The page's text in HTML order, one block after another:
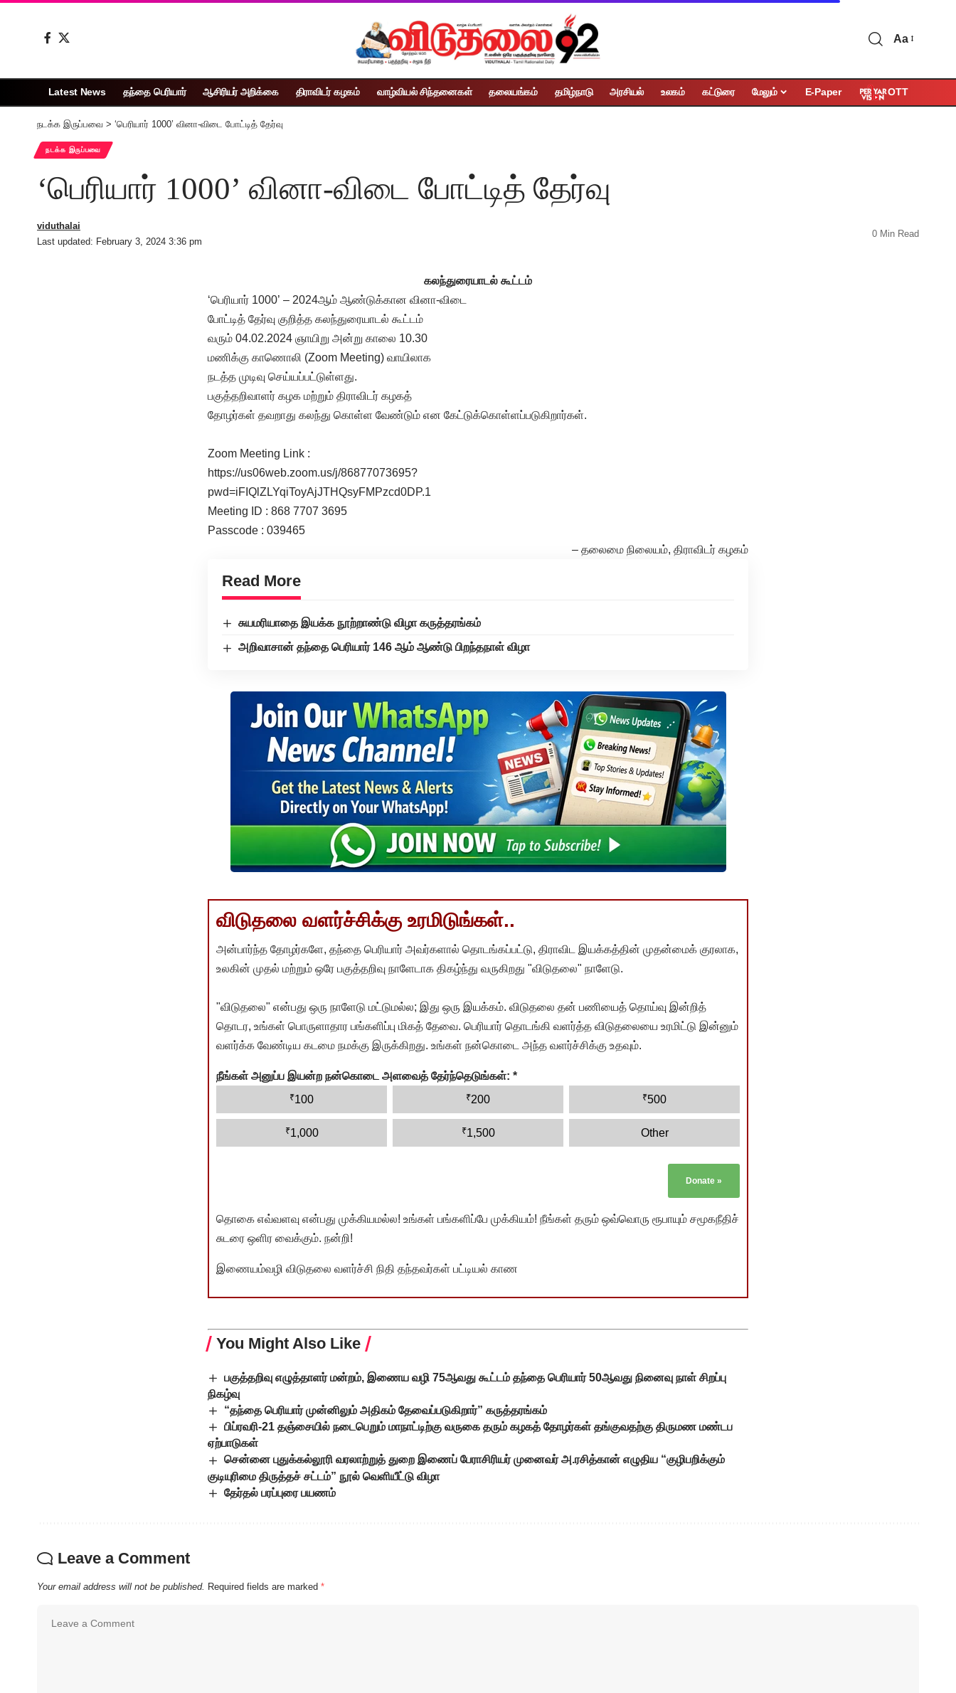
Aa
Latest News தந்தை பெரியார் ஆசிரியர் அறிக்கை திராவிடர் கழகம் வாழ்வியல் சிந்தனைகள் தலையங்கம் தமிழ்நாடு அரசியல் உலகம் கட்டுரை மேலும் E-Paper OTT
நடக்க இருப்பவை > ‘பெரியார் 1000’ வினா-விடை போட்டித் தேர்வு
நடக்க இருப்பவை
‘பெரியார் 1000’ வினா-விடை போட்டித் தேர்வு
Last updated: February 3, 2024 3:36 pm
viduthalai
0 Min Read
கலந்துரையாடல் கூட்டம்
‘பெரியார் 1000’ – 2024ஆம் ஆண்டுக்கான வினா-விடை
போட்டித் தேர்வு குறித்த கலந்துரையாடல் கூட்டம்
வரும் 04.02.2024 ஞாயிறு அன்று காலை 10.30
மணிக்கு காணொலி (Zoom Meeting) வாயிலாக
நடத்த முடிவு செய்யப்பட்டுள்ளது.
பகுத்தறிவாளர் கழக மற்றும் திராவிடர் கழகத்
தோழர்கள் தவறாது கலந்து கொள்ள வேண்டும் என கேட்டுக்கொள்ளப்படுகிறார்கள்.
Zoom Meeting Link :
https://us06web.zoom.us/j/86877073695?
pwd=iFIQlZLYqiToyAjJTHQsyFMPzcd0DP.1
Meeting ID : 868 7707 3695
Passcode : 039465
– தலைமை நிலையம், திராவிடர் கழகம்
Read More
சுயமரியாதை இயக்க நூற்றாண்டு விழா கருத்தரங்கம்
அறிவாசான் தந்தை பெரியார் 146 ஆம் ஆண்டு பிறந்தநாள் விழா
விடுதலை வளர்ச்சிக்கு உரமிடுங்கள்..
அன்பார்ந்த தோழர்களே, தந்தை பெரியார் அவர்களால் தொடங்கப்பட்டு, திராவிட இயக்கத்தின் முதன்மைக் குரலாக,
உலகின் முதல் மற்றும் ஒரே பகுத்தறிவு நாளேடாக திகழ்ந்து வருகிறது "விடுதலை" நாளேடு.
"விடுதலை" என்பது ஒரு நாளேடு மட்டுமல்ல; இது ஒரு இயக்கம். விடுதலை தன் பணியைத் தொய்வு இன்றித்
தொடர, உங்கள் பொருளாதார பங்களிப்பு மிகத் தேவை. பெரியார் தொடங்கி வளர்த்த விடுதலையை உரமிட்டு இன்னும்
வளர்க்க வேண்டிய கடமை நமக்கு இருக்கிறது. உங்கள் நன்கொடை அந்த வளர்ச்சிக்கு உதவும்.
நீங்கள் அனுப்ப இயன்ற நன்கொடை அளவைத் தேர்ந்தெடுங்கள்: *
₹100 ₹200 ₹500
₹1,000 ₹1,500 Other
Donate »
தொகை எவ்வளவு என்பது முக்கியமல்ல! உங்கள் பங்களிப்பே முக்கியம்! நீங்கள் தரும் ஒவ்வொரு ரூபாயும் சமூகநீதிச்
சுடரை ஒளிர வைக்கும். நன்றி!
இணையம்வழி விடுதலை வளர்ச்சி நிதி தந்தவர்கள் பட்டியல் காண
You Might Also Like
பகுத்தறிவு எழுத்தாளர் மன்றம், இணைய வழி 75ஆவது கூட்டம் தந்தை பெரியார் 50ஆவது நினைவு நாள் சிறப்பு
நிகழ்வு
“தந்தை பெரியார் முன்னிலும் அதிகம் தேவைப்படுகிறார்” கருத்தரங்கம்
பிப்ரவரி-21 தஞ்சையில் நடைபெறும் மாநாட்டிற்கு வருகை தரும் கழகத் தோழர்கள் தங்குவதற்கு திருமண மண்டப
ஏற்பாடுகள்
சென்னை புதுக்கல்லூரி வரலாற்றுத் துறை இணைப் பேராசிரியர் முனைவர் அ.ரசித்கான் எழுதிய “குழிபறிக்கும்
குடியுரிமை திருத்தச் சட்டம்” நூல் வெளியீட்டு விழா
தேர்தல் பரப்புரை பயணம்
Leave a Comment
Your email address will not be published. Required fields are marked *